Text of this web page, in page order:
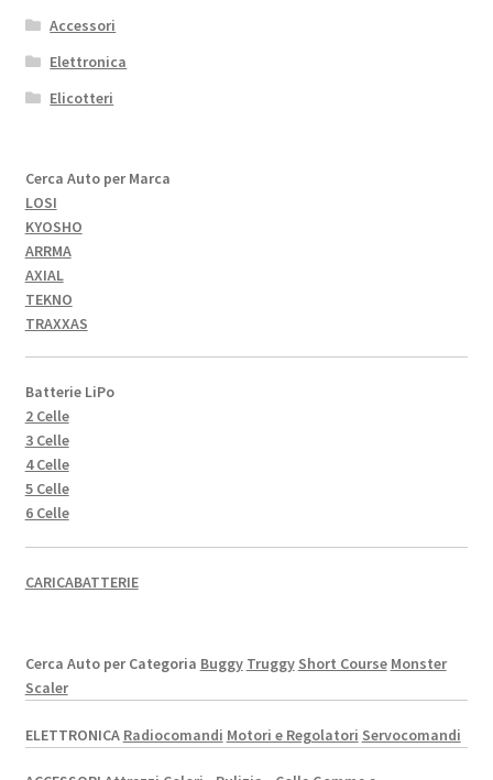
Accessori
Elettronica
Elicotteri
Cerca Auto per Marca
LOSI
KYOSHO
ARRMA
AXIAL
TEKNO
TRAXXAS
Batterie LiPo
2 Celle
3 Celle
4 Celle
5 Celle
6 Celle
CARICABATTERIE
Cerca Auto per Categoria Buggy Truggy Short Course Monster
Scaler
ELETTRONICA Radiocomandi Motori e Regolatori Servocomandi